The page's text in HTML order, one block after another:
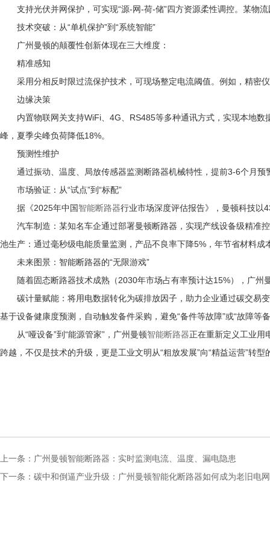
支持光伏并网保护，可实现“源-网-荷-储”四方资源柔性调控。某物
技术突破：从“单机保护”到“系统智能”
广州曼顿的颠覆性创新体现在三大维度：
精准感知
采用分相反时限过流保护技术，可现场整定电流阈值。例如，精密
边缘决策
内置物联网关支持WiFi、4G、RS485等多种通讯方式，实现本地数
峰，夏季尖峰负荷降低18%。
预测性维护
通过振动、温度、局放传感器监测断路器机械特性，提前3-6个月预
市场验证：从“试点”到“标配”
据《2025年中国智能断路器行业市场深度评估报告》，曼顿科技以
汽车制造 ：某知名车企通过部署曼顿断路器，实现产线设备级精准
池生产 ：通过毫秒级电能质量监测，产品不良率下降5%，年节省材料成
未来图景：智能断路器的“无限游戏”
随着固态断路器技术成熟（2030年市场占有率预计达15%），广州
碳计量赋能 ：将用电数据转化为碳排放因子，助力企业通过碳交易
基于设备健康度预测，自动触发备件采购，避免“备件等故障”或“故障等
从“哑设备”到“能源管家”，广州曼顿智能断路器正在重新定义工业用
跨越，不仅是技术的升级，更是工业文明从“粗放发展”向“精益运营”转型
上一条： 广州曼顿智能断路器：实时监测电流、温度、漏电隐患
下一条： 碳中和倒逼产业升级：广州曼顿智能化断路器如何成为老旧电